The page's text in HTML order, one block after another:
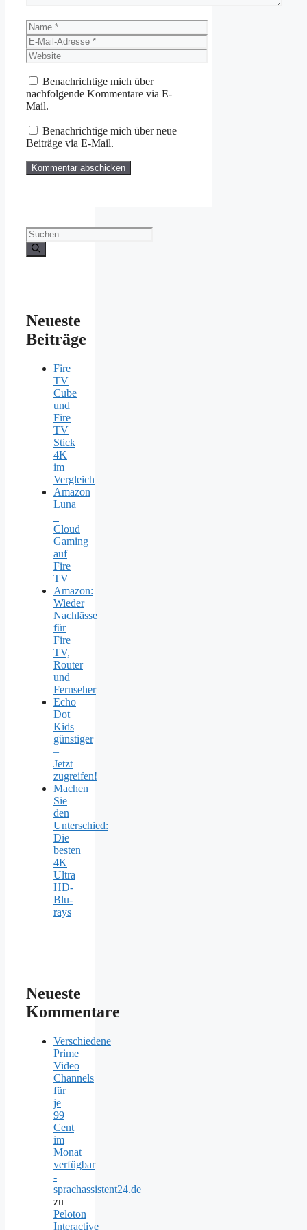
Name
E-
Mail-
Adresse
Website
Benachrichtige mich über
nachfolgende Kommentare via E-
Mail.
Benachrichtige mich über neue
Beiträge via E-Mail.
Suchen
nach:
Neueste
Beiträge
Fire
TV
Cube
und
Fire
TV
Stick
4K
im
Vergleich
Amazon
Luna
–
Cloud
Gaming
auf
Fire
TV
Amazon:
Wieder
Nachlässe
für
Fire
TV,
Router
und
Fernseher
Echo
Dot
Kids
günstiger
–
Jetzt
zugreifen!
Machen
Sie
den
Unterschied:
Die
besten
4K
Ultra
HD-
Blu-
rays
Neueste
Kommentare
Verschiedene
Prime
Video
Channels
für
je
99
Cent
im
Monat
verfügbar
-
sprachassistent24.de
zu
Peloton
Interactive